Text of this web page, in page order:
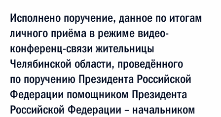
Исполнено поручение, данное по итогам
личного приёма в режиме видео-
конференц-связи жительницы
Челябинской области, проведённого
по поручению Президента Российской
Федерации помощником Президента
Российской Федерации – начальником